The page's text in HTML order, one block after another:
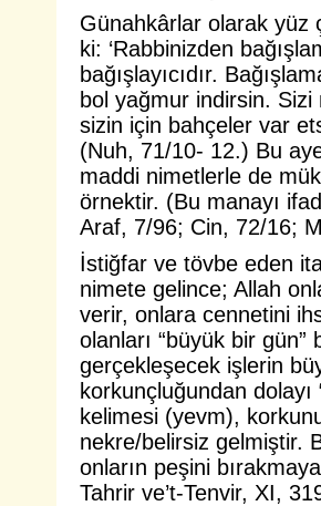
Günahkârlar olarak yüz
ki: ‘Rabbinizden
bağışlayıcıdır.
bol yağmur indirsin.
sizin için bahçeler var
(Nuh, 71/10- 12.) Bu
maddi nimetlerle de
örnektir. (Bu manayı
Araf, 7/96; Cin, 72/16;
İstiğfar ve tövbe eden
nimete gelince; Allah
verir, onlara cennetini
olanları “büyük bir
gerçekleşecek işlerin
korkunçluğundan dolayı
kelimesi (yevm),
nekre/belirsiz gelmiştir.
onların peşini
Tahrir ve’t-Tenvir, XI,